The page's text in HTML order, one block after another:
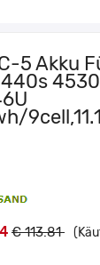
5 Akku
€ 113.81